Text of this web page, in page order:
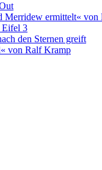
ermittelt« von
Eifel 3
den Sternen greift
von Ralf Kramp